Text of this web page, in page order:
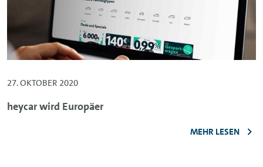
27. OKTOBER 2020
heycar wird Europäer
MEHR LESEN